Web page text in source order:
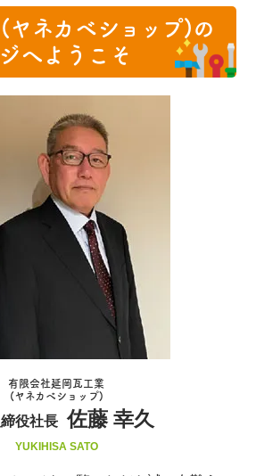
ヤネカベショップ)の
へようこそ
有限会社延岡瓦工業
(ヤネカベショップ)
役社長 佐藤 幸久
YUKIHISA SATO